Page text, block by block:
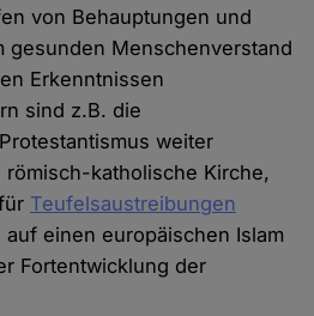
von Behauptungen und
gesunden Menschenverstand
Erkenntnissen
sind z.B. die
weiter
katholische Kirche,
Teufelsaustreibungen
auf einen europäischen Islam
Fortentwicklung der